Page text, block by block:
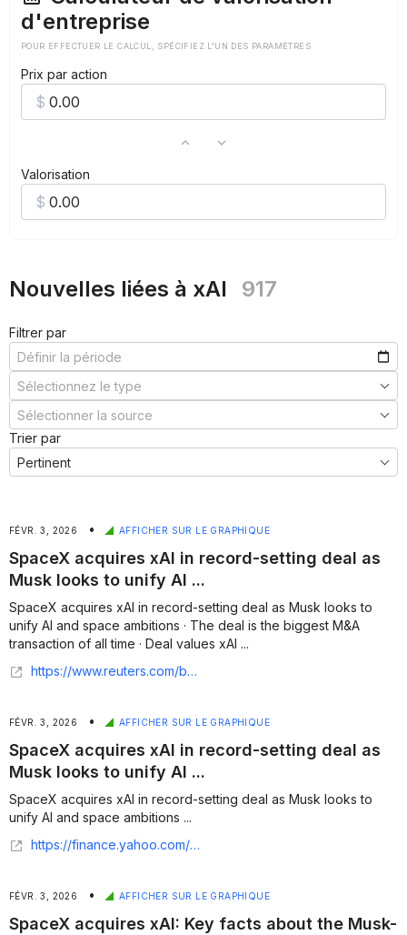
d'entreprise
POUR EFFECTUER LE CALCUL, SPÉCIFIEZ L'UN DES PARAMÈTRES
Prix par action
Valorisation
Nouvelles liées à xAI 917
Filtrer par
Trier par
FÉVR. 3, 2026 • AFFICHER SUR LE GRAPHIQUE
SpaceX acquires xAI in record-setting deal as
Musk looks to unify AI ...
SpaceX acquires xAI in record-setting deal as Musk looks to
unify AI and space ambitions · The deal is the biggest M&A
transaction of all time · Deal values xAI ...
https://www.reuters.com/business/musks-spacex-merge-with-xai-combined-valuation-125-trillion-bloomberg-news-2026-02-02/
FÉVR. 3, 2026 • AFFICHER SUR LE GRAPHIQUE
SpaceX acquires xAI in record-setting deal as
Musk looks to unify AI ...
SpaceX acquires xAI in record-setting deal as Musk looks to
unify AI and space ambitions ...
https://finance.yahoo.com/news/musks-spacex-merge-xai-combined-212210116.html
FÉVR. 3, 2026 • AFFICHER SUR LE GRAPHIQUE
SpaceX acquires xAI: Key facts about the Musk-